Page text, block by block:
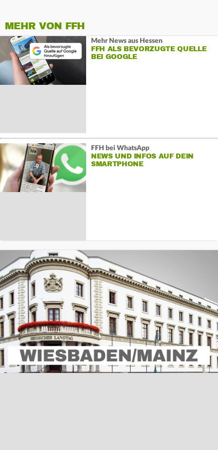
MEHR VON FFH
Mehr News aus Hessen
FFH ALS BEVORZUGTE QUELLE
BEI GOOGLE
FFH bei WhatsApp
NEWS UND INFOS AUF DEIN
SMARTPHONE